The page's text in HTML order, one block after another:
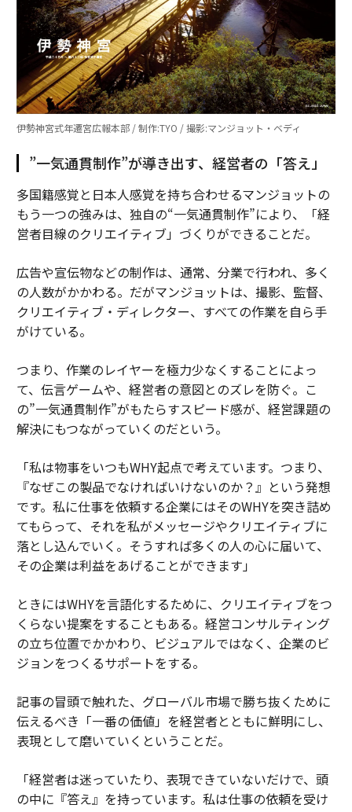
伊勢神宮式年遷宮広報本部 / 制作:TYO / 撮影:マンジョット・ベディ
”一気通貫制作”が導き出す、経営者の「答え」
多国籍感覚と日本人感覚を持ち合わせるマンジョットの
もう一つの強みは、独自の“一気通貫制作”により、「経
営者目線のクリエイティブ」づくりができることだ。
広告や宣伝物などの制作は、通常、分業で行われ、多く
の人数がかかわる。だがマンジョットは、撮影、監督、
クリエイティブ・ディレクター、すべての作業を自ら手
がけている。
つまり、作業のレイヤーを極力少なくすることによっ
て、伝言ゲームや、経営者の意図とのズレを防ぐ。こ
の”一気通貫制作”がもたらすスピード感が、経営課題の
解決にもつながっていくのだという。
「私は物事をいつもWHY起点で考えています。つまり、
『なぜこの製品でなければいけないのか？』という発想
です。私に仕事を依頼する企業にはそのWHYを突き詰め
てもらって、それを私がメッセージやクリエイティブに
落とし込んでいく。そうすれば多くの人の心に届いて、
その企業は利益をあげることができます」
ときにはWHYを言語化するために、クリエイティブをつ
くらない提案をすることもある。経営コンサルティング
の立ち位置でかかわり、ビジュアルではなく、企業のビ
ジョンをつくるサポートをする。
記事の冒頭で触れた、グローバル市場で勝ち抜くために
伝えるべき「一番の価値」を経営者とともに鮮明にし、
表現として磨いていくということだ。
「経営者は迷っていたり、表現できていないだけで、頭
の中に『答え』を持っています。私は仕事の依頼を受け